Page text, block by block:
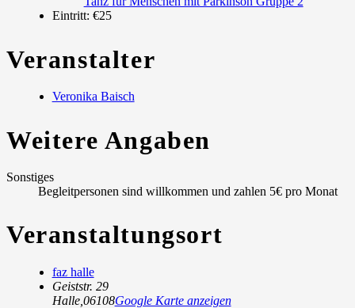
Eintritt: €25
Veranstalter
Veronika Baisch
Weitere Angaben
Sonstiges
Begleitpersonen sind willkommen und zahlen 5€ pro Monat
Veranstaltungsort
faz halle
Geiststr. 29
Halle, 06108Google Karte anzeigen